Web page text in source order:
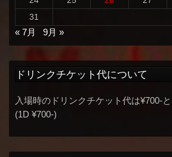
31
« 7月
9月 »
ドリンクチケット代について
入場時のドリンクチケット代は¥700-と
(1D ¥700-)